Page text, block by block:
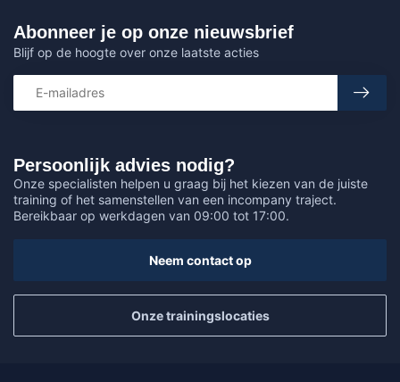
Persoonlijk advies nodig?
Onze specialisten helpen u graag bij het kiezen van de juiste
training of het samenstellen van een incompany traject.
Bereikbaar op werkdagen van 09:00 tot 17:00.
Neem contact op
Onze trainingslocaties
Abonneer je op onze nieuwsbrief
Blijf op de hoogte over onze laatste acties